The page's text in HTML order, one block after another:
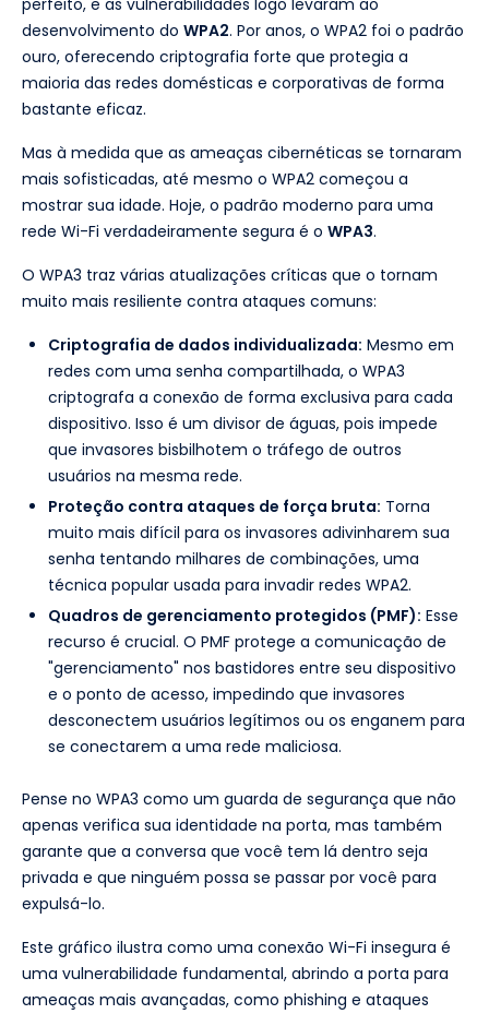
perfeito, e as vulnerabilidades logo levaram ao
desenvolvimento do WPA2. Por anos, o WPA2 foi o padrão
ouro, oferecendo criptografia forte que protegia a
maioria das redes domésticas e corporativas de forma
bastante eficaz.
Mas à medida que as ameaças cibernéticas se tornaram
mais sofisticadas, até mesmo o WPA2 começou a
mostrar sua idade. Hoje, o padrão moderno para uma
rede Wi-Fi verdadeiramente segura é o WPA3.
O WPA3 traz várias atualizações críticas que o tornam
muito mais resiliente contra ataques comuns:
Criptografia de dados individualizada: Mesmo em
redes com uma senha compartilhada, o WPA3
criptografa a conexão de forma exclusiva para cada
dispositivo. Isso é um divisor de águas, pois impede
que invasores bisbilhotem o tráfego de outros
usuários na mesma rede.
Proteção contra ataques de força bruta: Torna
muito mais difícil para os invasores adivinharem sua
senha tentando milhares de combinações, uma
técnica popular usada para invadir redes WPA2.
Quadros de gerenciamento protegidos (PMF): Esse
recurso é crucial. O PMF protege a comunicação de
"gerenciamento" nos bastidores entre seu dispositivo
e o ponto de acesso, impedindo que invasores
desconectem usuários legítimos ou os enganem para
se conectarem a uma rede maliciosa.
Pense no WPA3 como um guarda de segurança que não
apenas verifica sua identidade na porta, mas também
garante que a conversa que você tem lá dentro seja
privada e que ninguém possa se passar por você para
expulsá-lo.
Este gráfico ilustra como uma conexão Wi-Fi insegura é
uma vulnerabilidade fundamental, abrindo a porta para
ameaças mais avançadas, como phishing e ataques